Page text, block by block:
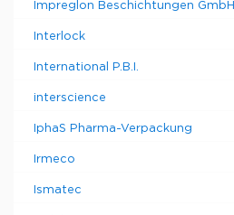
Impreglon Beschichtungen GmbH
Interlock
International P.B.I.
interscience
IphaS Pharma-Verpackung
Irmeco
Ismatec